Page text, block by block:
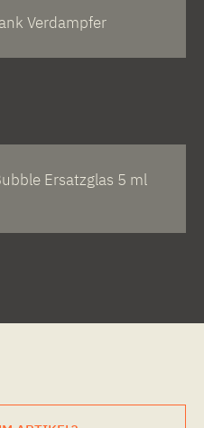
Verdampfer
Ersatzglas 5 ml